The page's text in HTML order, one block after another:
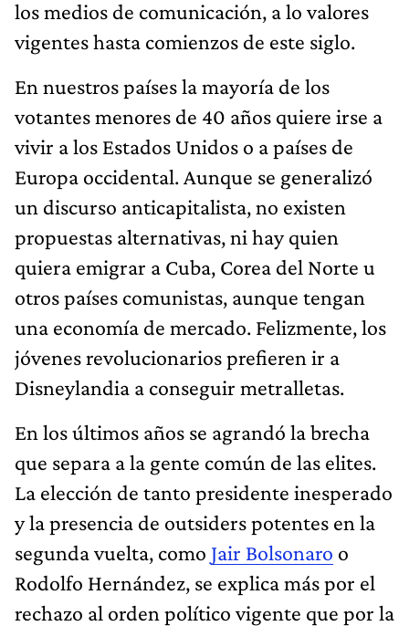
los medios de comunicación, a lo valores
vigentes hasta comienzos de este siglo.
En nuestros países la mayoría de los
votantes menores de 40 años quiere irse a
vivir a los Estados Unidos o a países de
Europa occidental. Aunque se generalizó
un discurso anticapitalista, no existen
propuestas alternativas, ni hay quien
quiera emigrar a Cuba, Corea del Norte u
otros países comunistas, aunque tengan
una economía de mercado. Felizmente, los
jóvenes revolucionarios prefieren ir a
Disneylandia a conseguir metralletas.
En los últimos años se agrandó la brecha
que separa a la gente común de las elites.
La elección de tanto presidente inesperado
y la presencia de outsiders potentes en la
segunda vuelta, como Jair Bolsonaro o
Rodolfo Hernández, se explica más por el
rechazo al orden político vigente que por la